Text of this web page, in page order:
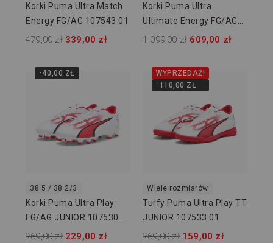
Korki Puma Ultra Match
Energy FG/AG 107543 01
479,00 zł 339,00 zł
Korki Puma Ultra
Ultimate Energy FG/AG
107540 01
1 099,00 zł 609,00 zł
-40,00 ZŁ
38.5 / 38 2/3
Korki Puma Ultra Play
FG/AG JUNIOR 107530
01
269,00 zł 229,00 zł
WYPRZEDAŻ!
-110,00 ZŁ
Wiele rozmiarów
Turfy Puma Ultra Play TT
JUNIOR 107533 01
269,00 zł 159,00 zł